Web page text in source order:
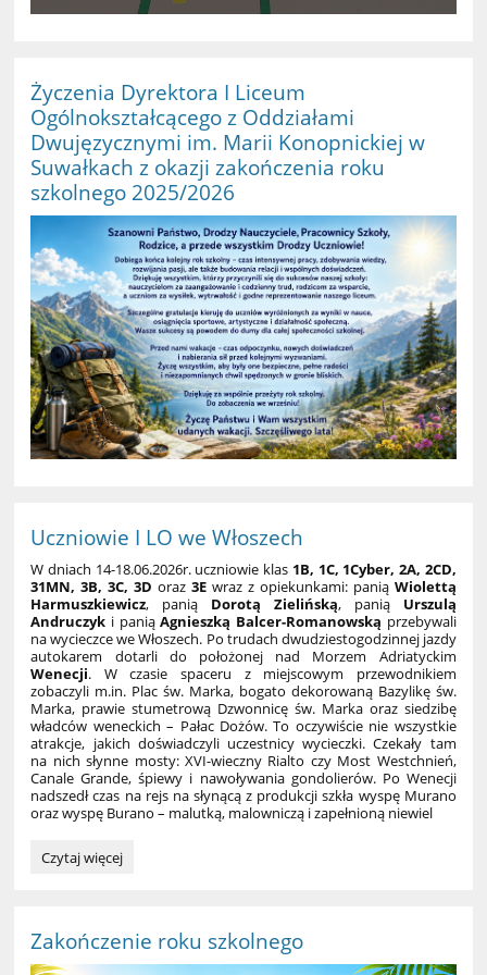
Życzenia Dyrektora I Liceum
Ogólnokształcącego z Oddziałami
Dwujęzycznymi im. Marii Konopnickiej w
Suwałkach z okazji zakończenia roku
szkolnego 2025/2026
Uczniowie I LO we Włoszech
W dniach 14-18.06.2026r. uczniowie klas 1B, 1C, 1Cyber, 2A, 2CD,
31MN, 3B, 3C, 3D oraz3E wraz z opiekunkami: panią Wiolettą
Harmuszkiewicz, panią Dorotą Zielińską, panią Urszulą
Andruczyk i paniąAgnieszką Balcer-Romanowską przebywali
na wycieczce we Włoszech. Po trudach dwudziestogodzinnej jazdy
autokarem dotarli do położonej nad Morzem Adriatyckim
Wenecji. W czasie spaceru z miejscowym przewodnikiem
zobaczyli m.in. Plac św. Marka, bogato dekorowaną Bazylikę św.
Marka, prawie stumetrową Dzwonnicę św. Marka oraz siedzibę
władców weneckich – Pałac Dożów. To oczywiście nie wszystkie
atrakcje, jakich doświadczyli uczestnicy wycieczki. Czekały tam
na nich słynne mosty: XVI-wieczny Rialto czy Most Westchnień,
Canale Grande, śpiewy i nawoływania gondolierów. Po Wenecji
nadszedł czas na rejs na słynącą z produkcji szkła wyspę Murano
oraz wyspę Burano – malutką, malowniczą i zapełnioną niewiel
Uczniowie
Włoszech:
Czytaj więcej
Zakończenie roku szkolnego